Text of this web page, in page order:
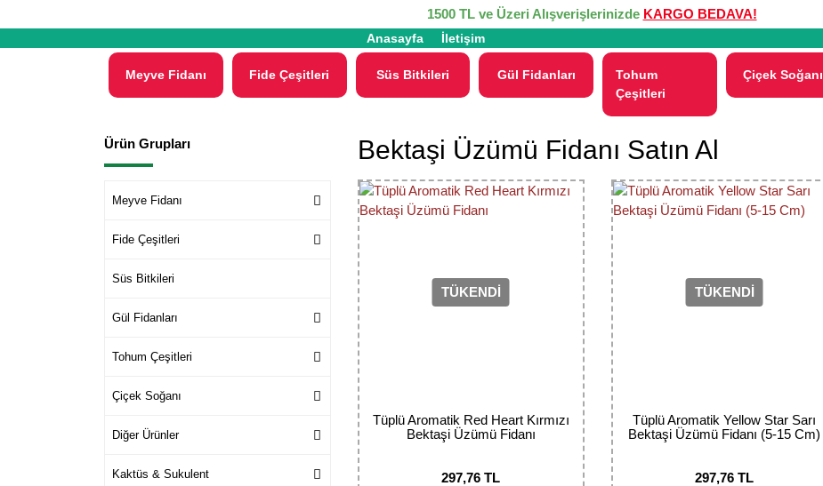
1500 TL ve Üzeri Alışverişlerinizde KARGO BEDAVA!
Anasayfa İletişim
Meyve Fidanı Fide Çeşitleri Süs Bitkileri Gül Fidanları
Tohum
Çeşitleri
Çiçek Soğanı
Ürün Grupları
Meyve Fidanı
Fide Çeşitleri
Süs Bitkileri
Gül Fidanları
Tohum Çeşitleri
Çiçek Soğanı
Diğer Ürünler
Kaktüs & Sukulent
Bektaşi Üzümü Fidanı Satın Al
TÜKENDİ
Tüplü Aromatik Red Heart Kırmızı
Bektaşi Üzümü Fidanı
297,76 TL
TÜKENDİ
Tüplü Aromatik Yellow Star Sarı
Bektaşi Üzümü Fidanı (5-15 Cm)
297,76 TL